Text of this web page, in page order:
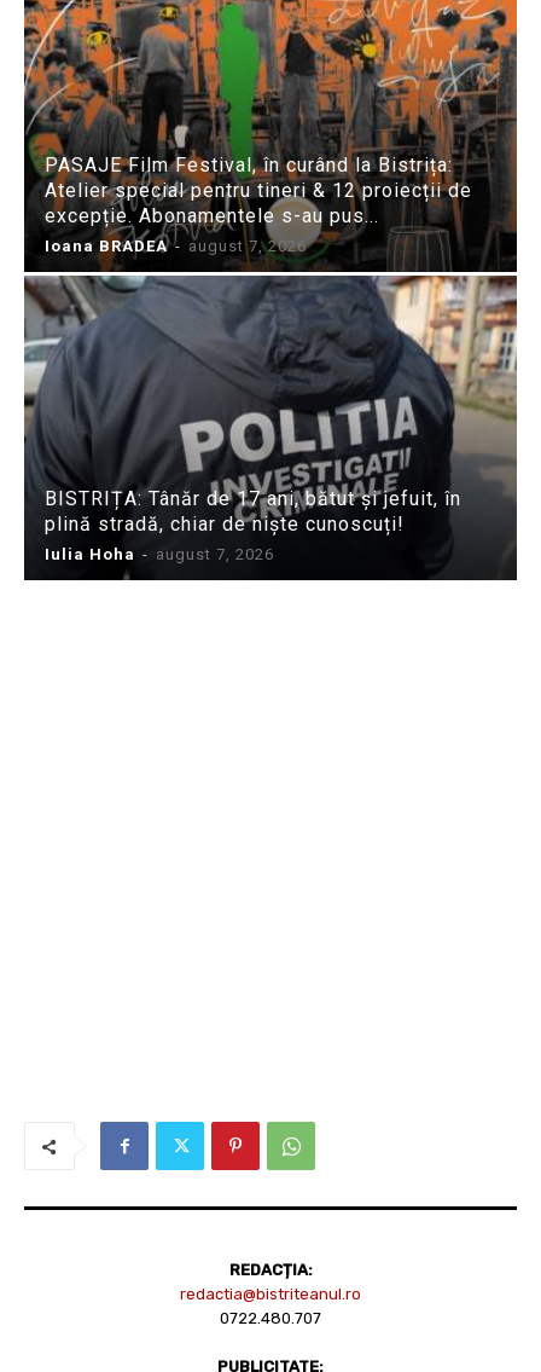
PASAJE Film Festival, în curând la Bistrița:
Atelier special pentru tineri & 12 proiecții de
excepție. Abonamentele s-au pus...
Ioana BRADEA - august 7, 2026
BISTRIȚA: Tânăr de 17 ani, bătut și jefuit, în
plină stradă, chiar de niște cunoscuți!
Iulia Hoha - august 7, 2026
REDACȚIA:
redactia@bistriteanul.ro
0722.480.707
PUBLICITATE: